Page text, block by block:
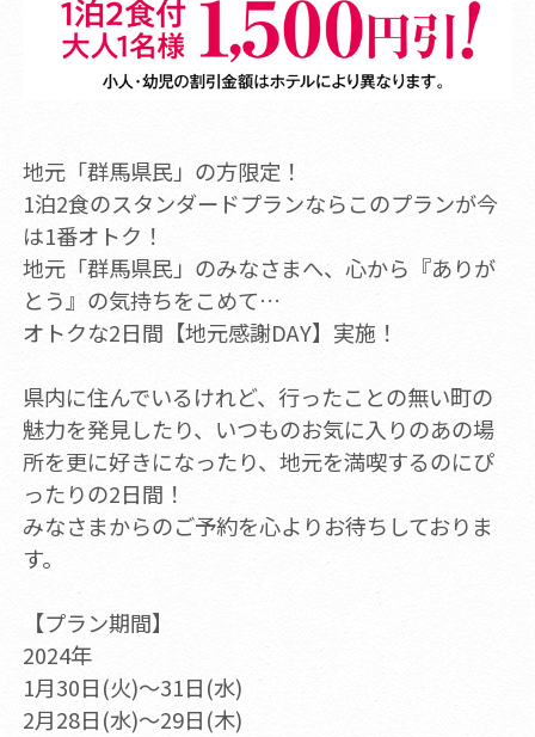
地元「群馬県民」の方限定！
1泊2食のスタンダードプランならこのプランが今
は1番オトク！
地元「群馬県民」のみなさまへ、心から『ありが
とう』の気持ちをこめて…
オトクな2日間【地元感謝DAY】実施！
県内に住んでいるけれど、行ったことの無い町の
魅力を発見したり、いつものお気に入りのあの場
所を更に好きになったり、地元を満喫するのにぴ
ったりの2日間！
みなさまからのご予約を心よりお待ちしておりま
す。
【プラン期間】
2024年
1月30日(火)～31日(水)
2月28日(水)～29日(木)